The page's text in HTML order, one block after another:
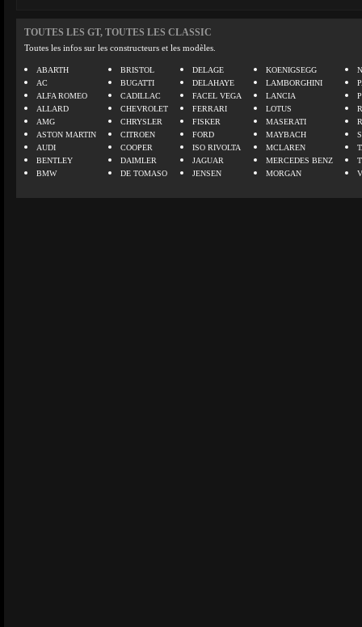
TOUTES LES GT, TOUTES LES CLASSIC
Toutes les infos sur les constructeurs et les modèles.
ABARTH
AC
ALFA ROMEO
ALLARD
AMG
ASTON MARTIN
AUDI
BENTLEY
BMW
BRISTOL
BUGATTI
CADILLAC
CHEVROLET
CHRYSLER
CITROEN
COOPER
DAIMLER
DE TOMASO
DELAGE
DELAHAYE
FACEL VEGA
FERRARI
FISKER
FORD
ISO RIVOLTA
JAGUAR
JENSEN
KOENIGSEGG
LAMBORGHINI
LANCIA
LOTUS
MASERATI
MAYBACH
MCLAREN
MERCEDES BENZ
MORGAN